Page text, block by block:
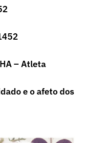
– Atleta
e o afeto dos